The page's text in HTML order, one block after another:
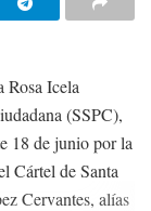
a poder construir
renovación con
Rosa Icela
(SSPC),
18 de junio por la
Cártel de Santa
Cervantes, alías